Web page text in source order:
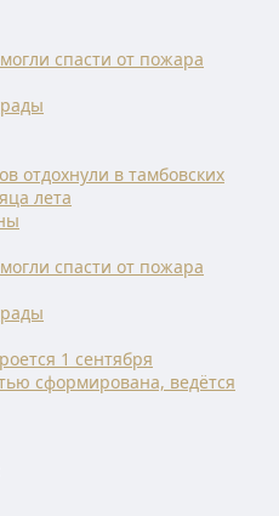
спасти от пожара
отдохнули в тамбовских
лета
спасти от пожара
1 сентября
сформирована, ведётся